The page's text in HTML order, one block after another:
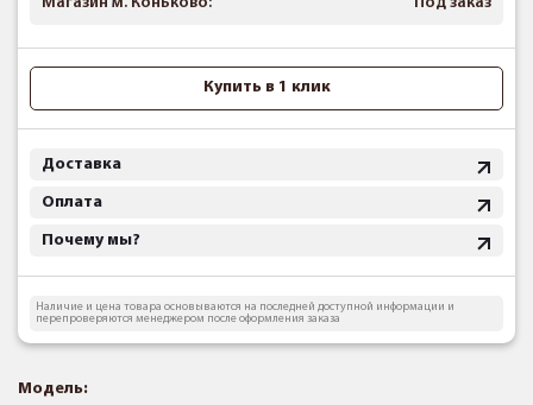
Купить в 1 клик
Доставка
Оплата
Почему мы?
Наличие и цена товара основываются на последней доступной информации и
перепроверяются менеджером после оформления заказа
Модель: